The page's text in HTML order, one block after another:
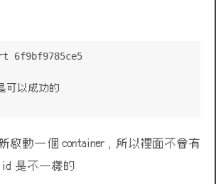
6f9bf9785ce5
可以成功的
啟動一個 container , 所以裡面不會有
id 是不一樣的